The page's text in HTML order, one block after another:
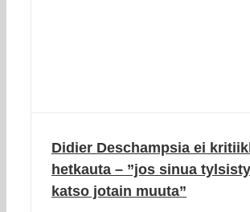
Didier Deschampsia ei
hetkauta – ”jos sinua
katso jotain muuta”